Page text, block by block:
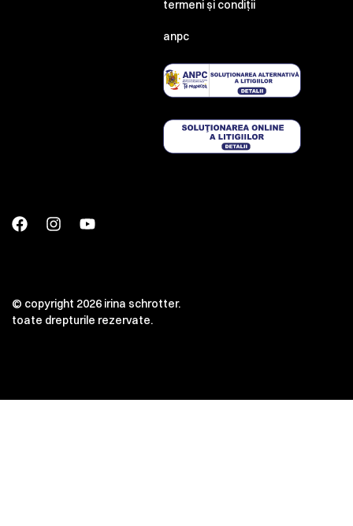
termeni și condiții
anpc
© copyright 2026 irina schrotter.
toate drepturile rezervate.